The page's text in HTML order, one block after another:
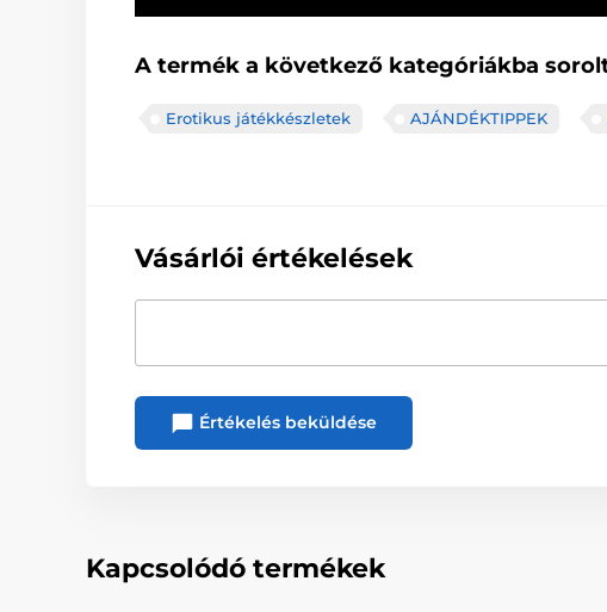
A termék a következő kategóriákba
Erotikus játékkészletek AJÁNDÉKTIPPEK
Vásárlói értékelések
Értékelés beküldése
Kapcsolódó termékek